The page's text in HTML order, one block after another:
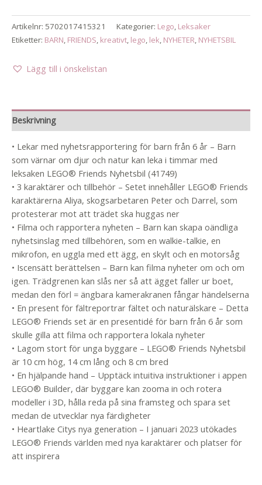
Artikelnr: 5702017415321 Kategorier: Lego, Leksaker
Etiketter: BARN, FRIENDS, kreativt, lego, lek, NYHETER, NYHETSBIL
Lägg till i önskelistan
Beskrivning
• Lekar med nyhetsrapportering för barn från 6 år – Barn
som värnar om djur och natur kan leka i timmar med
leksaken LEGO® Friends Nyhetsbil (41749)
• 3 karaktärer och tillbehör – Setet innehåller LEGO® Friends
karaktärerna Aliya, skogsarbetaren Peter och Darrel, som
protesterar mot att trädet ska huggas ner
• Filma och rapportera nyheten – Barn kan skapa oändliga
nyhetsinslag med tillbehören, som en walkie-talkie, en
mikrofon, en uggla med ett ägg, en skylt och en motorsåg
• Iscensätt berättelsen – Barn kan filma nyheter om och om
igen. Trädgrenen kan slås ner så att ägget faller ur boet,
medan den förl = ängbara kamerakranen fångar händelserna
• En present för fältreportrar fältet och naturälskare – Detta
LEGO® Friends set är en presentidé för barn från 6 år som
skulle gilla att filma och rapportera lokala nyheter
• Lagom stort för unga byggare – LEGO® Friends Nyhetsbil
är 10 cm hög, 14 cm lång och 8 cm bred
• En hjälpande hand – Upptäck intuitiva instruktioner i appen
LEGO® Builder, där byggare kan zooma in och rotera
modeller i 3D, hålla reda på sina framsteg och spara set
medan de utvecklar nya färdigheter
• Heartlake Citys nya generation – I januari 2023 utökades
LEGO® Friends världen med nya karaktärer och platser för
att inspirera